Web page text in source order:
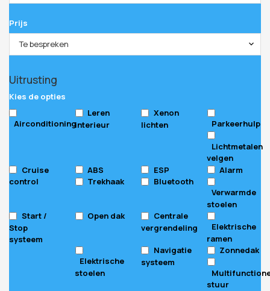
Prijs
Te bespreken
Uitrusting
Kies de opties
Airconditioning
Leren
interieur
Xenon
lichten
Parkeerhulp
Lichtmetalen
velgen
Cruise
control
ABS ESP
Alarm
Trekhaak
Bluetooth
Verwarmde
stoelen
Start /
Stop
systeem
Open dak
Centrale
vergrendeling
Elektrische
ramen
Elektrische
stoelen
Navigatie
systeem
Zonnedak
stuur